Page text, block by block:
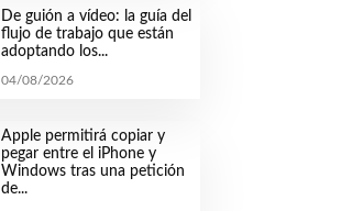
De guión a vídeo: la guía del
flujo de trabajo que están
adoptando los...
04/08/2026
Apple permitirá copiar y
pegar entre el iPhone y
Windows tras una petición
de...